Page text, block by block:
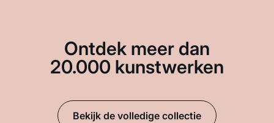
Ontdek meer dan
20.000 kunstwerken
Bekijk de volledige collectie